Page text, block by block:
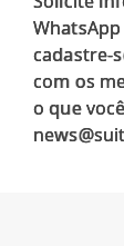
cadastre-
com os
o que